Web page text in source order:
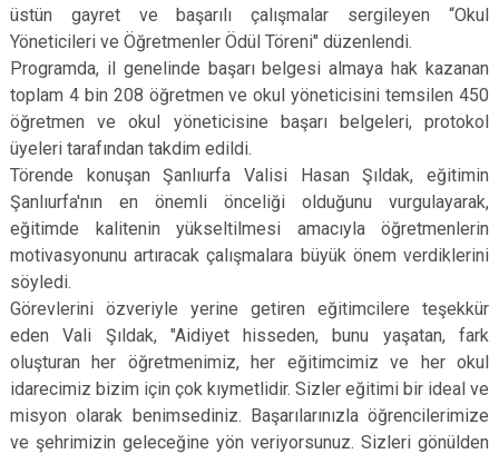
üstün gayret ve başarılı çalışmalar sergileyen “Okul
Yöneticileri ve Öğretmenler Ödül Töreni" düzenlendi.
Programda, il genelinde başarı belgesi almaya hak kazanan
toplam 4 bin 208 öğretmen ve okul yöneticisini temsilen 450
öğretmen ve okul yöneticisine başarı belgeleri, protokol
üyeleri tarafından takdim edildi.
Törende konuşan Şanlıurfa Valisi Hasan Şıldak, eğitimin
Şanlıurfa'nın en önemli önceliği olduğunu vurgulayarak,
eğitimde kalitenin yükseltilmesi amacıyla öğretmenlerin
motivasyonunu artıracak çalışmalara büyük önem verdiklerini
söyledi.
Görevlerini özveriyle yerine getiren eğitimcilere teşekkür
eden Vali Şıldak, "Aidiyet hisseden, bunu yaşatan, fark
oluşturan her öğretmenimiz, her eğitimcimiz ve her okul
idarecimiz bizim için çok kıymetlidir. Sizler eğitimi bir ideal ve
misyon olarak benimsediniz. Başarılarınızla öğrencilerimize
ve şehrimizin geleceğine yön veriyorsunuz. Sizleri gönülden